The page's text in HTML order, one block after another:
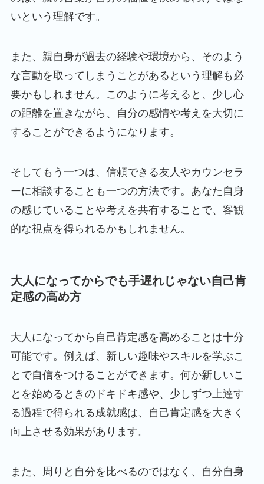
いという理解です。
また、親自身が過去の経験や環境から、そのよう
な言動を取ってしまうことがあるという理解も必
要かもしれません。このように考えると、少し心
の距離を置きながら、自分の感情や考えを大切に
することができるようになります。
そしてもう一つは、信頼できる友人やカウンセラ
ーに相談することも一つの方法です。あなた自身
の感じていることや考えを共有することで、客観
的な視点を得られるかもしれません。
大人になってからでも手遅れじゃない自己肯
定感の高め方
大人になってから自己肯定感を高めることは十分
可能です。例えば、新しい趣味やスキルを学ぶこ
とで自信をつけることができます。何か新しいこ
とを始めるときのドキドキ感や、少しずつ上達す
る過程で得られる成就感は、自己肯定感を大きく
向上させる効果があります。
また、周りと自分を比べるのではなく、自分自身